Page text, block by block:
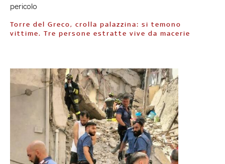
pericolo
Torre del Greco, crolla palazzina: si temono
vittime. Tre persone estratte vive da macerie